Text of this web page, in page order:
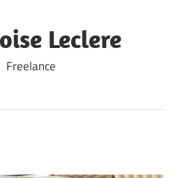
Leclere
Freelance